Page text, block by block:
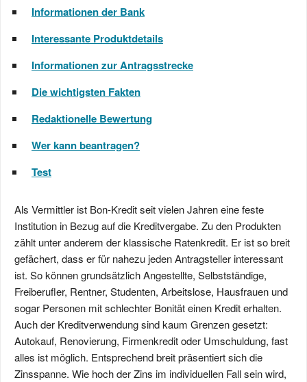
Informationen der Bank
Interessante Produktdetails
Informationen zur Antragsstrecke
Die wichtigsten Fakten
Redaktionelle Bewertung
Wer kann beantragen?
Test
Als Vermittler ist Bon-Kredit seit vielen Jahren eine feste
Institution in Bezug auf die Kreditvergabe. Zu den Produkten
zählt unter anderem der klassische Ratenkredit. Er ist so breit
gefächert, dass er für nahezu jeden Antragsteller interessant
ist. So können grundsätzlich Angestellte, Selbstständige,
Freiberufler, Rentner, Studenten, Arbeitslose, Hausfrauen und
sogar Personen mit schlechter Bonität einen Kredit erhalten.
Auch der Kreditverwendung sind kaum Grenzen gesetzt:
Autokauf, Renovierung, Firmenkredit oder Umschuldung, fast
alles ist möglich. Entsprechend breit präsentiert sich die
Zinsspanne. Wie hoch der Zins im individuellen Fall sein wird,